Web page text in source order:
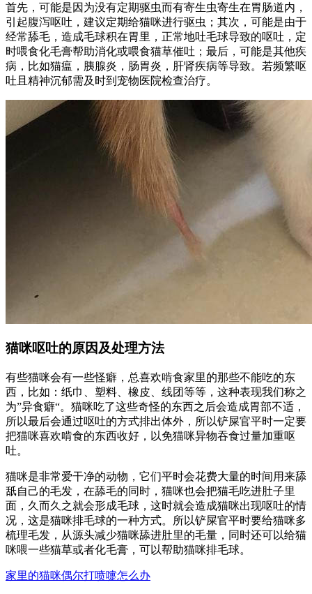
首先，可能是因为没有定期驱虫而有寄生虫寄生在胃肠道内，
引起腹泻呕吐，建议定期给猫咪进行驱虫；其次，可能是由于
经常舔毛，造成毛球积在胃里，正常地吐毛球导致的呕吐，定
时喂食化毛膏帮助消化或喂食猫草催吐；最后，可能是其他疾
病，比如猫瘟，胰腺炎，肠胃炎，肝肾疾病等导致。若频繁呕
吐且精神沉郁需及时到宠物医院检查治疗。
猫咪呕吐的原因及处理方法
有些猫咪会有一些怪癖，总喜欢啃食家里的那些不能吃的东
西，比如：纸巾、塑料、橡皮、线团等等，这种表现我们称之
为”异食癖“。猫咪吃了这些奇怪的东西之后会造成胃部不适，
所以最后会通过呕吐的方式排出体外，所以铲屎官平时一定要
把猫咪喜欢啃食的东西收好，以免猫咪异物吞食过量加重呕
吐。
猫咪是非常爱干净的动物，它们平时会花费大量的时间用来舔
舐自己的毛发，在舔毛的同时，猫咪也会把猫毛吃进肚子里
面，久而久之就会形成毛球，这时就会造成猫咪出现呕吐的情
况，这是猫咪排毛球的一种方式。所以铲屎官平时要给猫咪多
梳理毛发，从源头减少猫咪舔进肚里的毛量，同时还可以给猫
咪喂一些猫草或者化毛膏，可以帮助猫咪排毛球。
家里的猫咪偶尔打喷嚏怎么办